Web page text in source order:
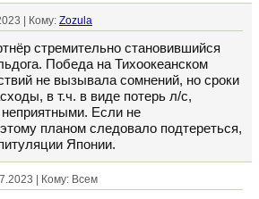
| Кому: Zozula
стремительно становившийся
Победа на Тихоокеанском
не вызывала сомнений, но сроки
в т.ч. в виде потерь л/с,
неприятными. Если не
планом следовало подтереться,
Японии.
| Кому: Всем